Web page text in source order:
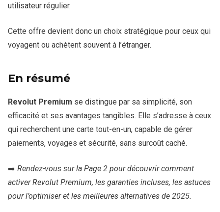
utilisateur régulier.
Cette offre devient donc un choix stratégique pour ceux qui
voyagent ou achètent souvent à l’étranger.
En résumé
Revolut Premium se distingue par sa simplicité, son
efficacité et ses avantages tangibles. Elle s’adresse à ceux
qui recherchent une carte tout-en-un, capable de gérer
paiements, voyages et sécurité, sans surcoût caché.
➡️ Rendez-vous sur la Page 2 pour découvrir comment
activer Revolut Premium, les garanties incluses, les astuces
pour l’optimiser et les meilleures alternatives de 2025.